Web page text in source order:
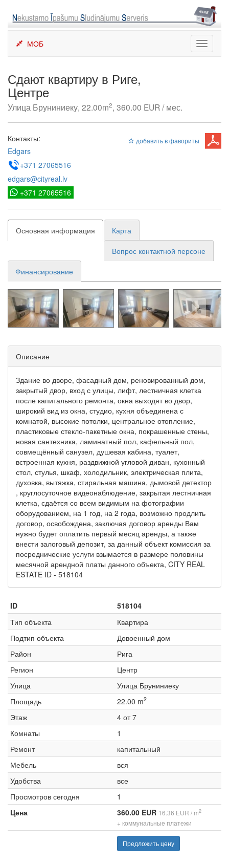
content
Toggle
МОБ
Сдают квартиру в Риге,
Центре
Улица Бруниниеку, 22.00m2, 360.00 EUR / мес.
добавить в фавориты
Контакты:
Edgars
+371 27065516
edgars@cityreal.lv
+371 27065516
Основная информация
Карта
Вопрос контактной персоне
Финансирование
Описание
Здание во дворе, фасадный дом, реновированный дом,
закрытый двор, вход с улицы, лифт, лестничная клетка
после капитального ремонта, окна выходят во двор,
широкий вид из окна, студио, кухня объединена с
комнатой, высокие потолки, центральное отопление,
пластиковые стекло-пакетные окна, покрашенные стены,
новая сантехника, ламинатный пол, кафельный пол,
совмещённый санузел, душевая кабина, туалет,
встроенная кухня, раздвижной угловой диван, кухонный
стол, стулья, шкаф, холодильник, электрическая плита,
духовка, вытяжка, стиральная машина, дымовой детектор
, круглосуточное видеонаблюдение, закрытая лестничная
клетка, сдаётся со всем видимым на фотографии
оборудованием, на 1 год, на 2 года, возможно продлить
договор, освобождена, заключая договор аренды Вам
нужно будет оплатить первый месяц аренды, а также
внести залоговый депозит, за данный объект комиссия за
посреднические услуги взымается в размере половины
месячной арендной платы данного объекта, CITY REAL
ESTATE ID - 518104
ID
518104
Тип объекта
Квартира
Подтип объекта
Довоенный дом
Район
Рига
Регион
Центр
Улица
Улица Бруниниеку
Площадь
22.00 m2
Этаж
4 от 7
Комнаты
1
Ремонт
капитальный
Мебель
вся
Удобства
все
Просмотров сегодня
1
Цена
360.00 EUR 16.36 EUR / m2
+ коммунальные платежи
Предложить цену